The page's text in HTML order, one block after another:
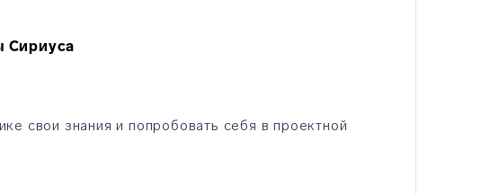
Сириуса
свои знания и попробовать себя в проектной